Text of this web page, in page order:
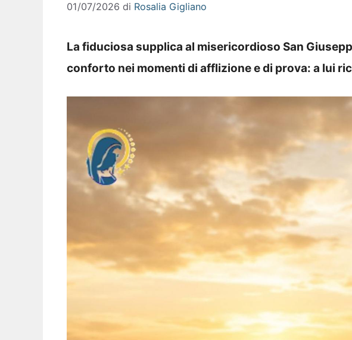
01/07/2026 di Rosalia Gigliano
La fiduciosa supplica al misericordioso San
conforto nei momenti di afflizione e di prova: a lui